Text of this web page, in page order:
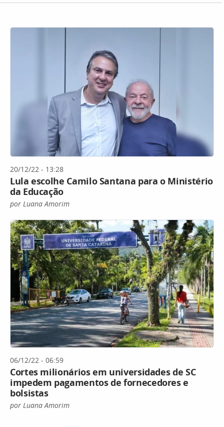
20/12/22 - 13:28
Lula escolhe Camilo Santana para o Ministério
da Educação
por Luana Amorim
06/12/22 - 06:59
Cortes milionários em universidades de SC
impedem pagamentos de fornecedores e
bolsistas
por Luana Amorim